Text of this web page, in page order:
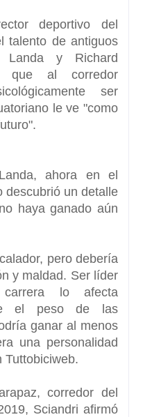
deportivo del
talento de antiguos
y Richard
que al corredor
ser
le ve "como
ahora en el
descubrió un detalle
haya ganado aún
pero debería
y maldad. Ser líder
lo afecta
el peso de las
ganar al menos
una personalidad
Tuttobiciweb.
corredor del
Sciandri afirmó